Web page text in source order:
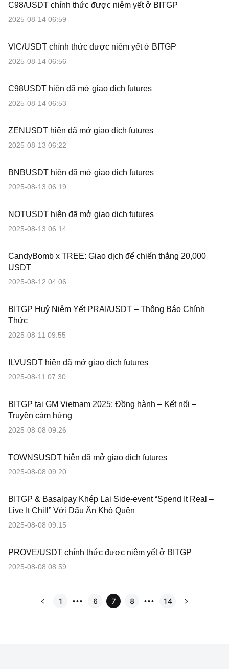
C98/USDT chính thức được niêm yết ở BITGP
2025-08-14 06:59
VIC/USDT chính thức được niêm yết ở BITGP
2025-08-14 06:56
C98USDT hiện đã mở giao dịch futures
2025-08-14 06:53
ZENUSDT hiện đã mở giao dịch futures
2025-08-13 06:22
BNBUSDT hiện đã mở giao dịch futures
2025-08-13 06:19
NOTUSDT hiện đã mở giao dịch futures
2025-08-13 06:14
CandyBomb x TREE: Giao dịch để chiến thắng 20,000
USDT
2025-08-12 04:06
BITGP Huỷ Niêm Yết PRAI/USDT – Thông Báo Chính
Thức
2025-08-11 09:55
ILVUSDT hiện đã mở giao dịch futures
2025-08-11 07:30
BITGP tại GM Vietnam 2025: Đồng hành – Kết nối –
Truyền cảm hứng
2025-08-08 09:26
TOWNSUSDT hiện đã mở giao dịch futures
2025-08-08 09:20
BITGP & Basalpay Khép Lại Side-event “Spend It Real –
Live It Chill” Với Dấu Ấn Khó Quên
2025-08-08 09:15
PROVE/USDT chính thức được niêm yết ở BITGP
2025-08-08 08:59
1 ••• 6 7 8 ••• 14